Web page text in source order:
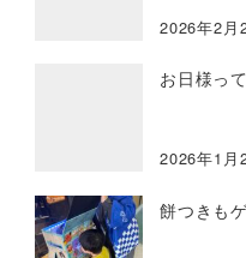
2026年2月
お日様っ
2026年1月
餅つきも